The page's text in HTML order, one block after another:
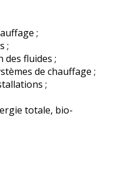
;
;
des fluides ;
de chauffage ;
;
totale, bio-